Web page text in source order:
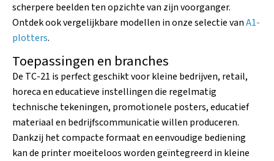
scherpere beelden ten opzichte van zijn voorganger.
Ontdek ook vergelijkbare modellen in onze selectie vanA1-
plotters.
Toepassingen en branches
De TC-21 is perfect geschikt voor kleine bedrijven, retail,
horeca en educatieve instellingen die regelmatig
technische tekeningen, promotionele posters, educatief
materiaal en bedrijfscommunicatie willen produceren.
Dankzij het compacte formaat en eenvoudige bediening
kan de printer moeiteloos worden geïntegreerd in kleine